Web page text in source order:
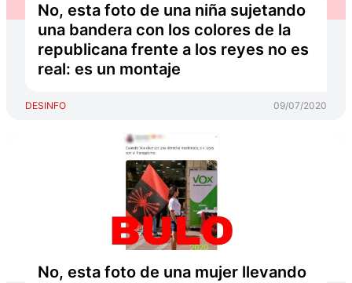
No, esta foto de una niña sujetando
una bandera con los colores de la
republicana frente a los reyes no es
real: es un montaje
DESINFO 09/07/2020
No, esta foto de una mujer llevando